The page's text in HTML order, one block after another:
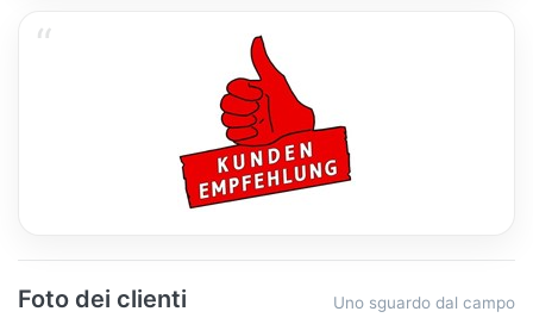
Foto dei clienti Uno sguardo dal campo